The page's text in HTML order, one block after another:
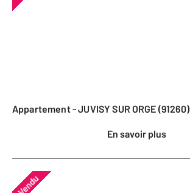
Appartement - JUVISY SUR ORGE (91260)
En savoir plus
Vendu